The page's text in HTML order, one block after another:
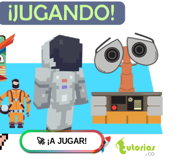
🚀 ¡A JUGAR!